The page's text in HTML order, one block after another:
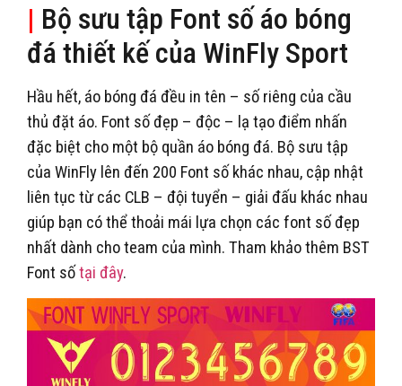
| Bộ sưu tập Font số áo bóng
đá thiết kế của WinFly Sport
Hầu hết, áo bóng đá đều in tên – số riêng của cầu
thủ đặt áo. Font số đẹp – độc – lạ tạo điểm nhấn
đặc biệt cho một bộ quần áo bóng đá. Bộ sưu tập
của WinFly lên đến 200 Font số khác nhau, cập nhật
liên tục từ các CLB – đội tuyển – giải đấu khác nhau
giúp bạn có thể thoải mái lựa chọn các font số đẹp
nhất dành cho team của mình. Tham khảo thêm BST
Font sốtại đây.